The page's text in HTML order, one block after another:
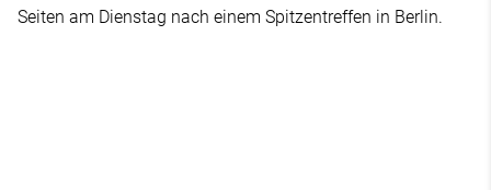
Seiten am Dienstag nach einem Spitzentreffen in Berlin.